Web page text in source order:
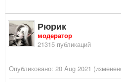
Рюрик
модератор
21315 публикаций
Опубликовано: 20 Aug 2021